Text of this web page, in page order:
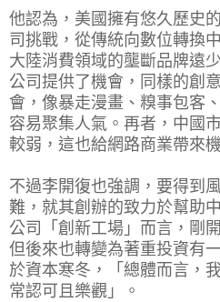
他認為，美國擁有悠久歷史
司挑戰，從傳統向數位轉換
大陸消費領域的壟斷品牌遠
公司提供了機會，同樣的創
會，像暴走漫畫、糗事包客
容易聚集人氣。再者，中國
較弱，這也給網路商業帶來
不過李開復也強調，要得到
難，就其創辦的致力於幫助
公司「創新工場」而言，剛
但後來也轉變為著重投資有
於資本寒冬，「總體而言，
常認可且樂觀」。